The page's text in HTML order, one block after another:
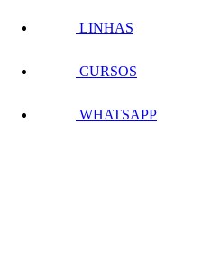
LINHAS
CURSOS
WHATSAPP